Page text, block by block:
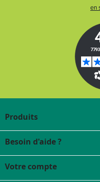
en
Produits
Besoin d'aide ?
Votre compte